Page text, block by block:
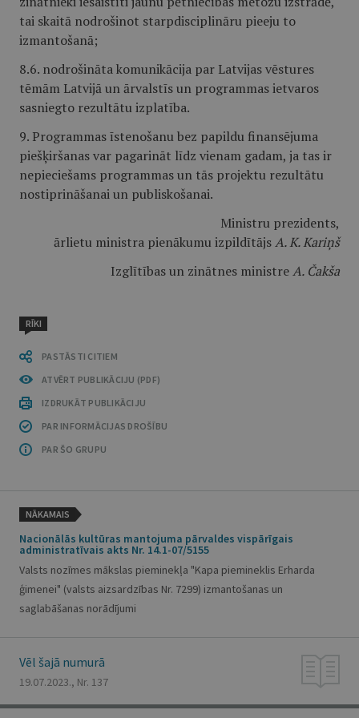
tai skaitā nodrošinot starpdisciplināru pieeju to
izmantošanā;
8.6. nodrošināta komunikācija par Latvijas vēstures
tēmām Latvijā un ārvalstīs un programmas ietvaros
sasniegto rezultātu izplatība.
9. Programmas īstenošanu bez papildu finansējuma
piešķiršanas var pagarināt līdz vienam gadam, ja tas ir
nepieciešams programmas un tās projektu rezultātu
nostiprināšanai un publiskošanai.
Ministru prezidents,
ārlietu ministra pienākumu izpildītājsA. K. Kariņš
Izglītības un zinātnes ministreA. Čakša
RĪKI
PASTĀSTI CITIEM
ATVĒRT PUBLIKĀCIJU (PDF)
IZDRUKĀT PUBLIKĀCIJU
PAR INFORMĀCIJAS DROŠĪBU
PAR ŠO GRUPU
NĀKAMAIS
Nacionālās kultūras mantojuma pārvaldes vispārīgais
administratīvais akts Nr. 14.1-07/5155
Valsts nozīmes mākslas pieminekļa "Kapa piemineklis Erharda
ģimenei" (valsts aizsardzības Nr. 7299) izmantošanas un
saglabāšanas norādījumi
Vēl šajā numurā
19.07.2023., Nr. 137